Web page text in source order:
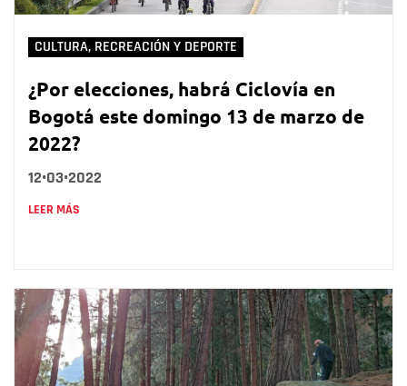
CULTURA, RECREACIÓN Y DEPORTE
¿Por elecciones, habrá Ciclovía en
Bogotá este domingo 13 de marzo de
2022?
12•03•2022
LEER MÁS